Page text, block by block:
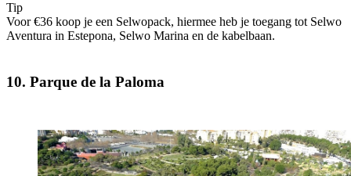
Tip
Voor €36 koop je een Selwopack, hiermee heb je toegang tot Selwo
Aventura in Estepona, Selwo Marina en de kabelbaan.
10. Parque de la Paloma